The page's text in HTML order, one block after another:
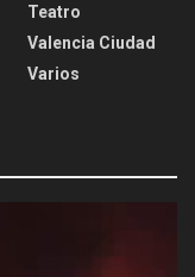
Teatro
Valencia Ciudad
Varios